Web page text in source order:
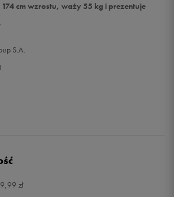
cm wzrostu, waży 55 kg i prezentuje
S.A.
zł